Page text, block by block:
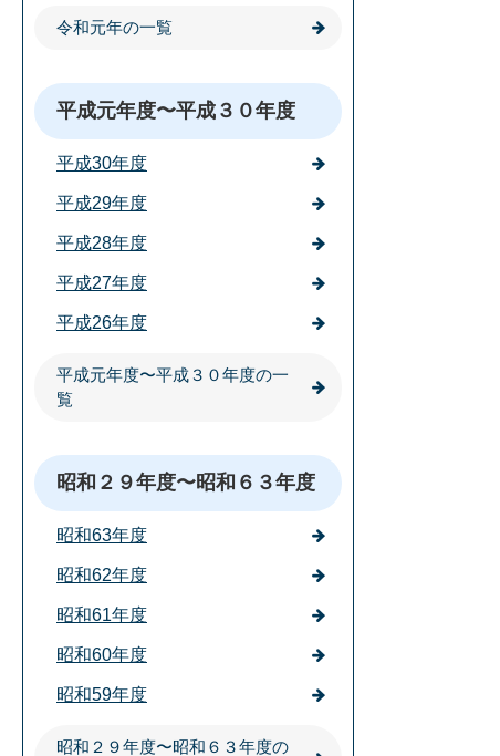
令和元年の一覧
平成元年度〜平成３０年度
平成30年度
平成29年度
平成28年度
平成27年度
平成26年度
平成元年度〜平成３０年度の一
覧
昭和２９年度〜昭和６３年度
昭和63年度
昭和62年度
昭和61年度
昭和60年度
昭和59年度
昭和２９年度〜昭和６３年度の